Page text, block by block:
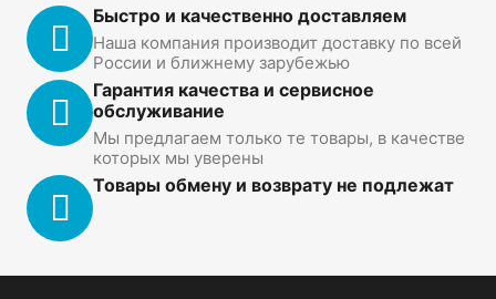
Быстро и качественно доставляем
Наша компания производит доставку по всей
России и ближнему зарубежью
Гарантия качества и сервисное
обслуживание
Мы предлагаем только те товары, в качестве
которых мы уверены
Товары обмену и возврату не подлежат